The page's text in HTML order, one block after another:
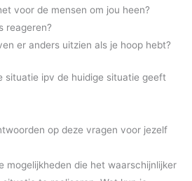
voor de mensen om jou heen?
reageren?
er anders uitzien als je hoop hebt?
situatie ipv de huidige situatie geeft
op deze vragen voor jezelf
mogelijkheden die het waarschijnlijker